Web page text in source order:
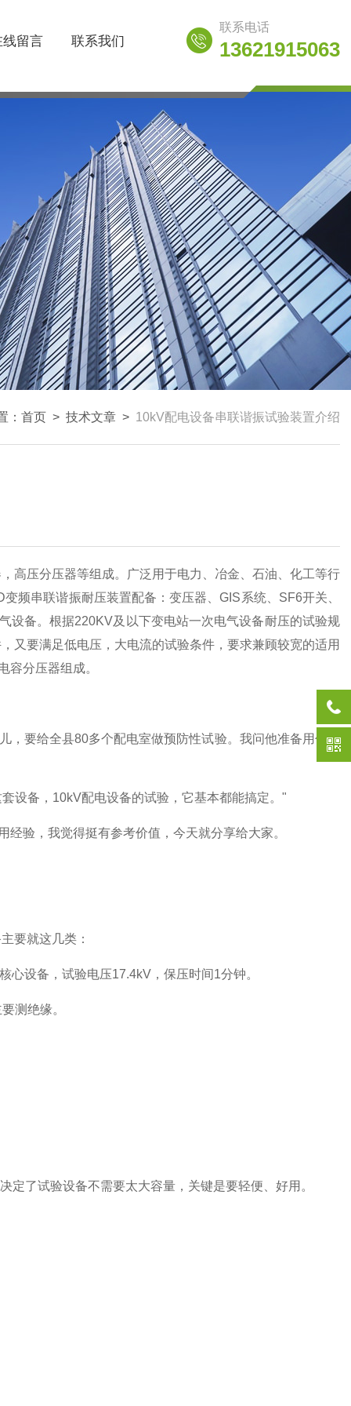
线留言 联系我们
联系电话
13621915063
： 首页 > 技术文章 > 10kV配电设备串联谐振试验装置介绍
压分压器等组成。广泛用于电力、冶金、石油、化工等行
频串联谐振耐压装置配备：变压器、GIS系统、SF6开关、
设备。根据220KV及以下变电站一次电气设备耐压的试验规
又要满足低电压，大电流的试验条件，要求兼顾较宽的适用
容分压器组成。
，要给全县80多个配电室做预防性试验。我问他准备用什么
设备，10kV配电设备的试验，它基本都能搞定。"
验，我觉得挺有参考价值，今天就分享给大家。
要就这几类：
设备，试验电压17.4kV，保压时间1分钟。
测绝缘。
了试验设备不需要太大容量，关键是要轻便、好用。